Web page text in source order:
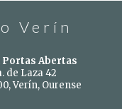
Verín
Portas Abertas
de Laza 42
Verín, Ourense